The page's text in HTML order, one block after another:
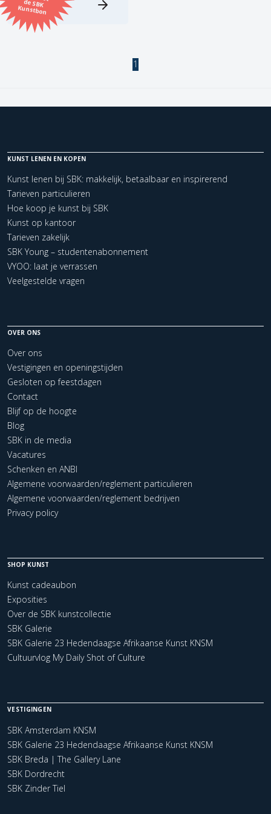
Kunstbon
Kunstenaar
Zoeken
Kerncollectie
1 items. Pagina: 1
1
KUNST LENEN EN KOPEN
Kunst lenen bij SBK: makkelijk, betaalbaar en inspirerend
Tarieven particulieren
Hoe koop je kunst bij SBK
Kunst op kantoor
Tarieven zakelijk
SBK Young – studentenabonnement
VYOO: laat je verrassen
Veelgestelde vragen
OVER ONS
Over ons
Vestigingen en openingstijden
Gesloten op feestdagen
Contact
Blijf op de hoogte
Blog
SBK in de media
Vacatures
Schenken en ANBI
Algemene voorwaarden/reglement particulieren
Algemene voorwaarden/reglement bedrijven
Privacy policy
SHOP KUNST
Kunst cadeaubon
Exposities
Over de SBK kunstcollectie
SBK Galerie
SBK Galerie 23 Hedendaagse Afrikaanse Kunst KNSM
Cultuurvlog My Daily Shot of Culture
VESTIGINGEN
SBK Amsterdam KNSM
SBK Galerie 23 Hedendaagse Afrikaanse Kunst KNSM
SBK Breda | The Gallery Lane
SBK Dordrecht
SBK Zinder Tiel